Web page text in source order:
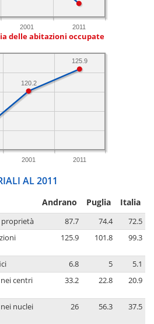
2001 2011
delle abitazioni occupate
2001 2011
125.9
120.2
AL 2011
Andrano Puglia Italia
proprietà 87.7 74.4
72.5
125.9 101.8 99.3
6.8 5
5.1
centri
33.2 22.8 20.9
nuclei
26 56.3 37.5